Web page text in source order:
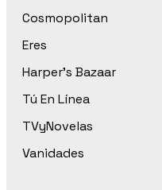
Cosmopolitan
Eres
Harper’s Bazaar
Tú En Línea
TVyNovelas
Vanidades